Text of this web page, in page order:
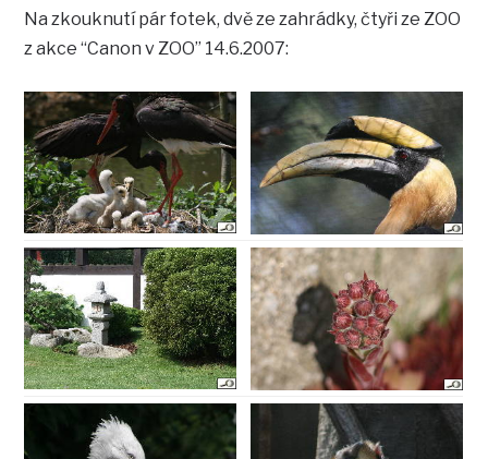
Na zkouknutí pár fotek, dvě ze zahrádky, čtyři ze ZOO
z akce “Canon v ZOO” 14.6.2007: